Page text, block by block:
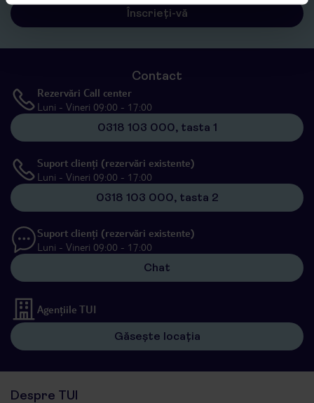
Înscrieți-vă
Contact
Rezervări Call center
Luni - Vineri 09:00 - 17:00
0318 103 000, tasta 1
Suport clienți (rezervări existente)
Luni - Vineri 09:00 - 17:00
0318 103 000, tasta 2
Suport clienți (rezervări existente)
Luni - Vineri 09:00 - 17:00
Chat
Agențiile TUI
Găsește locația
Despre TUI